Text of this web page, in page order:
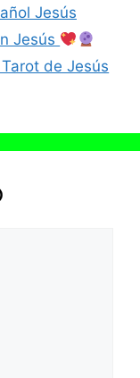
Jesús
Jesús
de Jesús